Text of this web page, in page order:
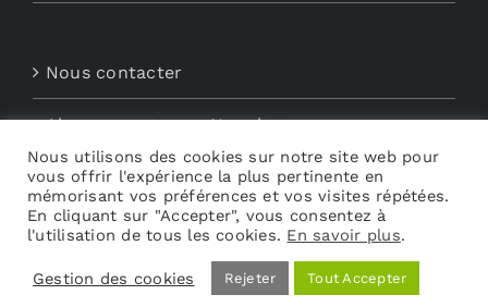
Nous contacter
Abonnements aux Newsletters
Découvrez My Audio
Nous utilisons des cookies sur notre site web pour
vous offrir l'expérience la plus pertinente en
mémorisant vos préférences et vos visites répétées.
En cliquant sur "Accepter", vous consentez à
l'utilisation de tous les cookies. En savoir plus.
Gestion des cookies Rejeter Tout Accepter